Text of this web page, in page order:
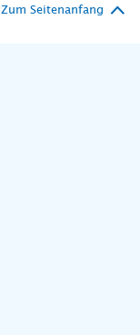
Zum Seitenanfang